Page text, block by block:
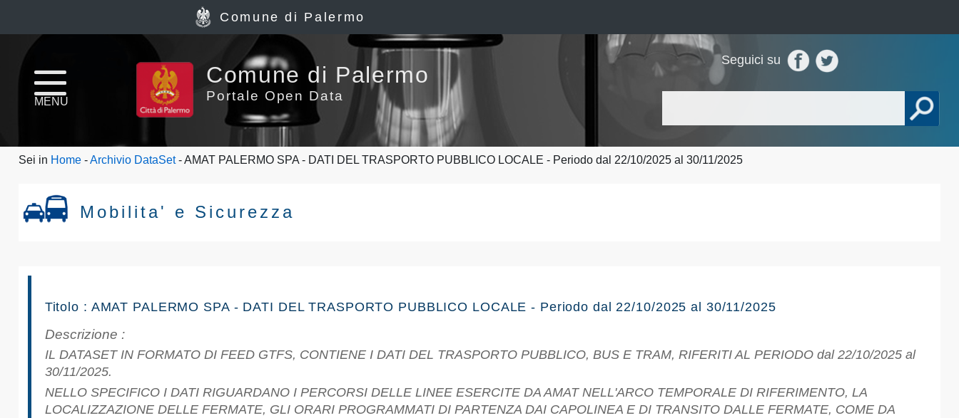
Home
page
Archivio
Dataset
Report
pubblicazioni
Archivio
Documenti
Comune di Palermo
MENU
Comune di Palermo
Portale Open Data
Seguici su
Sei in Home -Archivio DataSet- AMAT PALERMO SPA - DATI DEL TRASPORTO PUBBLICO LOCALE - Periodo dal 22/10/2025 al 30/11/2025
Mobilita' e Sicurezza
Titolo : AMAT PALERMO SPA - DATI DEL TRASPORTO PUBBLICO LOCALE - Periodo dal 22/10/2025 al 30/11/2025
Descrizione :
IL DATASET IN FORMATO DI FEED GTFS, CONTIENE I DATI DEL TRASPORTO PUBBLICO, BUS E TRAM, RIFERITI AL PERIODO dal 22/10/2025 al
30/11/2025.
NELLO SPECIFICO I DATI RIGUARDANO I PERCORSI DELLE LINEE ESERCITE DA AMAT NELL'ARCO TEMPORALE DI RIFERIMENTO, LA
LOCALIZZAZIONE DELLE FERMATE, GLI ORARI PROGRAMMATI DI PARTENZA DAI CAPOLINEA E DI TRANSITO DALLE FERMATE, COME DA